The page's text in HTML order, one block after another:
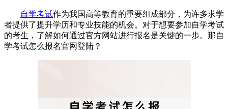
自学考试作为我国高等教育的重要组成部分，为许多求学
者提供了提升学历和专业技能的机会。对于想要参加自学考试
的考生，了解如何通过官方网站进行报名是关键的一步。那自
学考试怎么报名官网登陆？